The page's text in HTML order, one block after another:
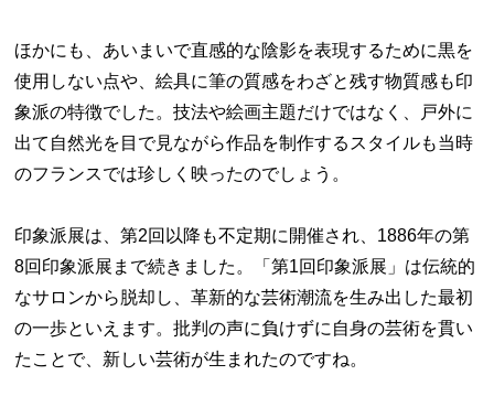
ほかにも、あいまいで直感的な陰影を表現するために黒を
使用しない点や、絵具に筆の質感をわざと残す物質感も印
象派の特徴でした。技法や絵画主題だけではなく、戸外に
出て自然光を目で見ながら作品を制作するスタイルも当時
のフランスでは珍しく映ったのでしょう。
印象派展は、第2回以降も不定期に開催され、1886年の第
8回印象派展まで続きました。「第1回印象派展」は伝統的
なサロンから脱却し、革新的な芸術潮流を生み出した最初
の一歩といえます。批判の声に負けずに自身の芸術を貫い
たことで、新しい芸術が生まれたのですね。